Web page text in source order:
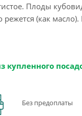
Плоды
режется (как
купленного
Без предоплаты